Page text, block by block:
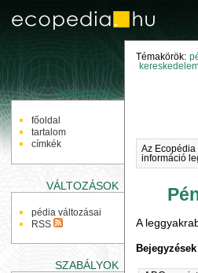
NAVIGÁCIÓ
főoldal
tartalom
címkék
VÁLTOZÁSOK
pédia változásai
RSS
SZABÁLYOK
Témakörök:
Az Ecopédia
információ
A